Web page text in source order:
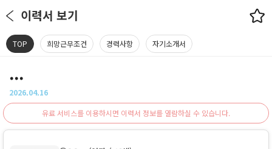
이력서 보기
TOP 희망근무조건 경력사항 자기소개서
...
2026.04.16
유료 서비스를 이용하시면 이력서 정보를 열람하실 수 있습니다.